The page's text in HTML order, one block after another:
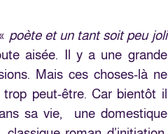
poète et un tant soit peu joli
aisée. Il y a une grande
Mais ces choses-là ne
peut-être. Car bientôt il
sa vie, une domestique